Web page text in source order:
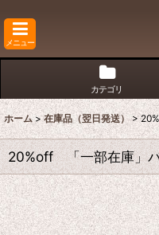
メニュー
カテゴリ
ホーム > 在庫品（翌日発送） >
20%off 「一部在庫」